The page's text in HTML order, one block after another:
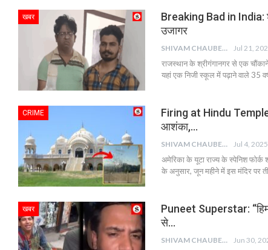
खबर
Breaking Bad in India:
उजागर
SHIVAM CHAUBEY Jul 21,
राजस्थान के श्रीगंगानगर से एक
यहां एक निजी स्कूल में पढ़ाने वाले 35
CRIME
Firing at Hindu Temple
आशंका,…
SHIVAM CHAUBEY Jul 4, 2025
अमेरिका के यूटा राज्य के स्पेनिश फोर्क
के अनुसार, जून महीने में इस मंदिर पर
खबर
Puneet Superstar:
से…
SHIVAM CHAUBEY Jun 30,